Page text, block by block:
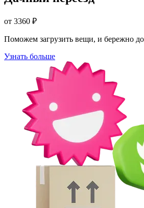
от 3360 ₽
Поможем загрузить вещи, и бережно
Узнать больше